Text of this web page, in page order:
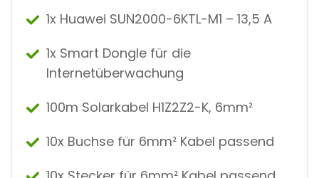
1x Huawei SUN2000-6KTL-M1 – 13,5 A
1x Smart Dongle für die
Internetüberwachung
100m Solarkabel H1Z2Z2-K, 6mm²
10x Buchse für 6mm² Kabel passend